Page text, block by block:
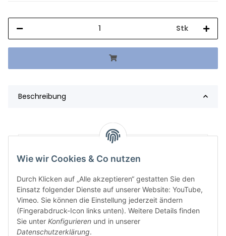
Stk
Beschreibung
627,00
Wie wir Cookies & Co nutzen
Durch Klicken auf „Alle akzeptieren“ gestatten Sie den
Einsatz folgender Dienste auf unserer Website: YouTube,
Vimeo. Sie können die Einstellung jederzeit ändern
(Fingerabdruck-Icon links unten). Weitere Details finden
Sie unter Konfigurieren und in unserer
Datenschutzerklärung.